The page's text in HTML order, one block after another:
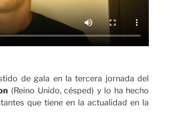
de gala en la tercera jornada del
(Reino Unido, césped) y lo ha hecho
que tiene en la actualidad en la